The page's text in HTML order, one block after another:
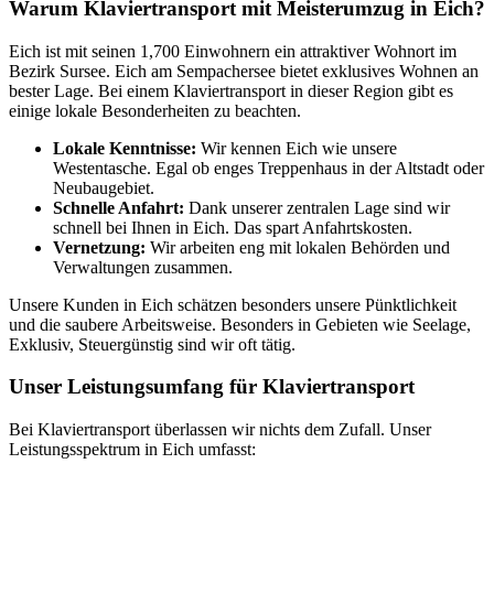
Warum Klaviertransport mit Meisterumzug in Eich?
Eich ist mit seinen 1,700 Einwohnern ein attraktiver Wohnort im
Bezirk Sursee. Eich am Sempachersee bietet exklusives Wohnen an
bester Lage. Bei einem Klaviertransport in dieser Region gibt es
einige lokale Besonderheiten zu beachten.
Lokale Kenntnisse: Wir kennen Eich wie unsere
Westentasche. Egal ob enges Treppenhaus in der Altstadt oder
Neubaugebiet.
Schnelle Anfahrt: Dank unserer zentralen Lage sind wir
schnell bei Ihnen in Eich. Das spart Anfahrtskosten.
Vernetzung: Wir arbeiten eng mit lokalen Behörden und
Verwaltungen zusammen.
Unsere Kunden in Eich schätzen besonders unsere Pünktlichkeit
und die saubere Arbeitsweise. Besonders in Gebieten wie Seelage,
Exklusiv, Steuergünstig sind wir oft tätig.
Unser Leistungsumfang für Klaviertransport
Bei Klaviertransport überlassen wir nichts dem Zufall. Unser
Leistungsspektrum in Eich umfasst: